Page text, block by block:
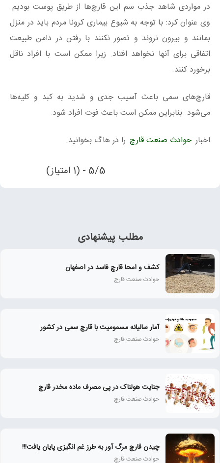
در مواردی شاهد جذب سم این قارچ‌ها از طریق پوست بودیم.
وی عنوان کرد: با توجه به شیوع بیماری کرونا مردم باید در منزل
بمانند و بیرون نروند و تصور نکنند با رفتن در دامن طبیعت
اتفاقی برای آنها نخواهد افتاد. زیرا ممکن است با افراد ناقل
برخورد کنند.
قارچ‌های سمی باعث آسیب جدی و شدید به کبد و کلیه‌ها
می‌شود. بنابراین ممکن است باعث فوت افراد شود.
اخبار حوادث صنعت قارچ را در هاگ بخوانید.
5/5 - (1 امتیاز)
مطلب پیشنهادی
کشف و امحا قارچ فاسد در اصفهان
حوادث صنعت قارچ
آمار سالیانه مسمومیت با قارچ سمی در کشور
حوادث صنعت قارچ
جنایت هولناک در پی مصرف ماده مخدر قارچ
حوادث صنعت قارچ
چیدن قارچ مرگ آور به طرز غم انگیزی پایان یافت!!!
حوادث صنعت قارچ